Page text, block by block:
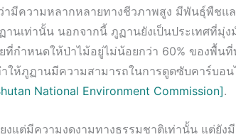
ามีความหลากหลายทางชีวภาพสูง มีพันธุ์พืชแ
านเท่านั้น นอกจากนี้ ภูฏานยังเป็นประเทศที่มุ่
ที่กำหนดให้ป่าไม้อยู่ไม่น้อยกว่า 60% ของพื้น
ให้ภูฏานมีความสามารถในการดูดซับคาร์บอ
National Environment Commission].
งแต่มีความงดงามทางธรรมชาติเท่านั้น แต่ยัง